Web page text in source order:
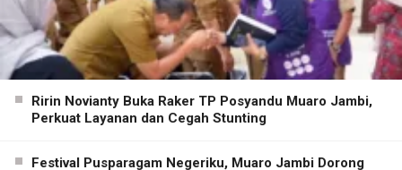
Ririn Novianty Buka Raker TP Posyandu Muaro Jambi,
Perkuat Layanan dan Cegah Stunting
Festival Pusparagam Negeriku, Muaro Jambi Dorong